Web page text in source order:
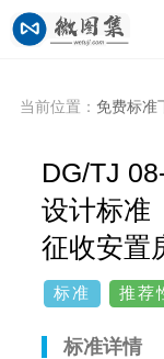
当前位置： 免费标准
DG/TJ
设计标准
征收安置
标准 推荐
标准详情